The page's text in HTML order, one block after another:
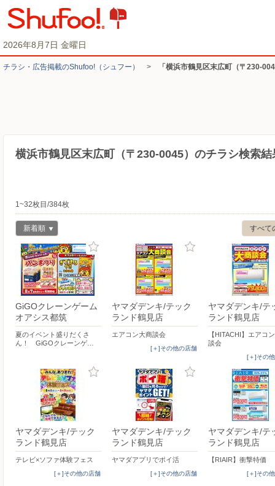
2026年8月7日 金曜日
チラシ・​広告掲載の​Shufoo!​（シュフー） > 「横浜市鶴見区末広町（〒230-
横浜市鶴見区末広町（〒230-0045）のチラシ検索結
1~32枚目/384枚
すべて
新着順
GiGOクレーンゲーム
オアシス都筑
夏のイベント盛りだくさ
ん！ GiGOクレーンゲ…
ヤマダデンキ/テック
ランド鶴見店
エアコン大商談会
[＋]その他の店舗
ヤマダデンキ/テ
ランド鶴見店
【HITACHI】エアコ
談会
[＋]その
ヤマダデンキ/テック
ランド鶴見店
テレビ×ソファ体験フェス
[＋]その他の店舗
ヤマダデンキ/テック
ランド鶴見店
ヤマダアプリでポイ活
[＋]その他の店舗
ヤマダデンキ/テ
ランド鶴見店
【RIAIR】衝撃特価
[＋]その